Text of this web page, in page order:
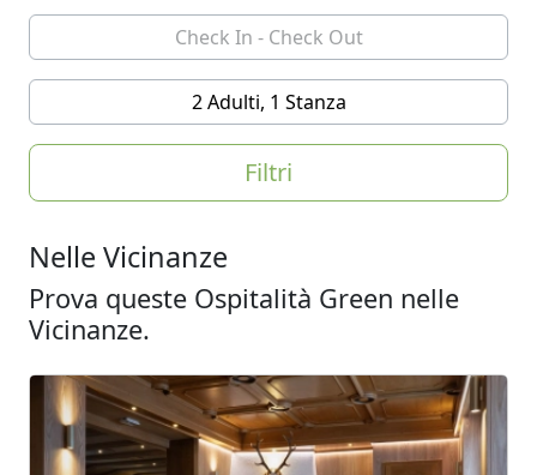
2 Adulti, 1 Stanza
Filtri
Nelle Vicinanze
Prova queste Ospitalità Green nelle
Vicinanze.